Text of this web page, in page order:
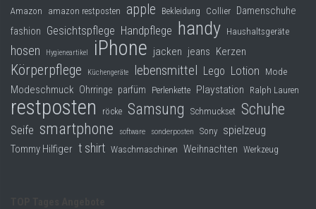
Amazon amazon restposten apple Bekleidung Collier Damenschuhe
fashion Gesichtspflege Handpflege handy Haushaltsgeräte
hosen Hygieneartikel iPhone jacken jeans Kerzen
Körperpflege Küchengeräte lebensmittel Lego Lotion Mode
Modeschmuck Ohrringe parfüm Perlenkette Playstation Ralph Lauren
restposten röcke Samsung Schmuckset Schuhe
Seife smartphone software sonderposten Sony spielzeug
Tommy Hilfiger t shirt Waschmaschinen Weihnachten Werkzeug